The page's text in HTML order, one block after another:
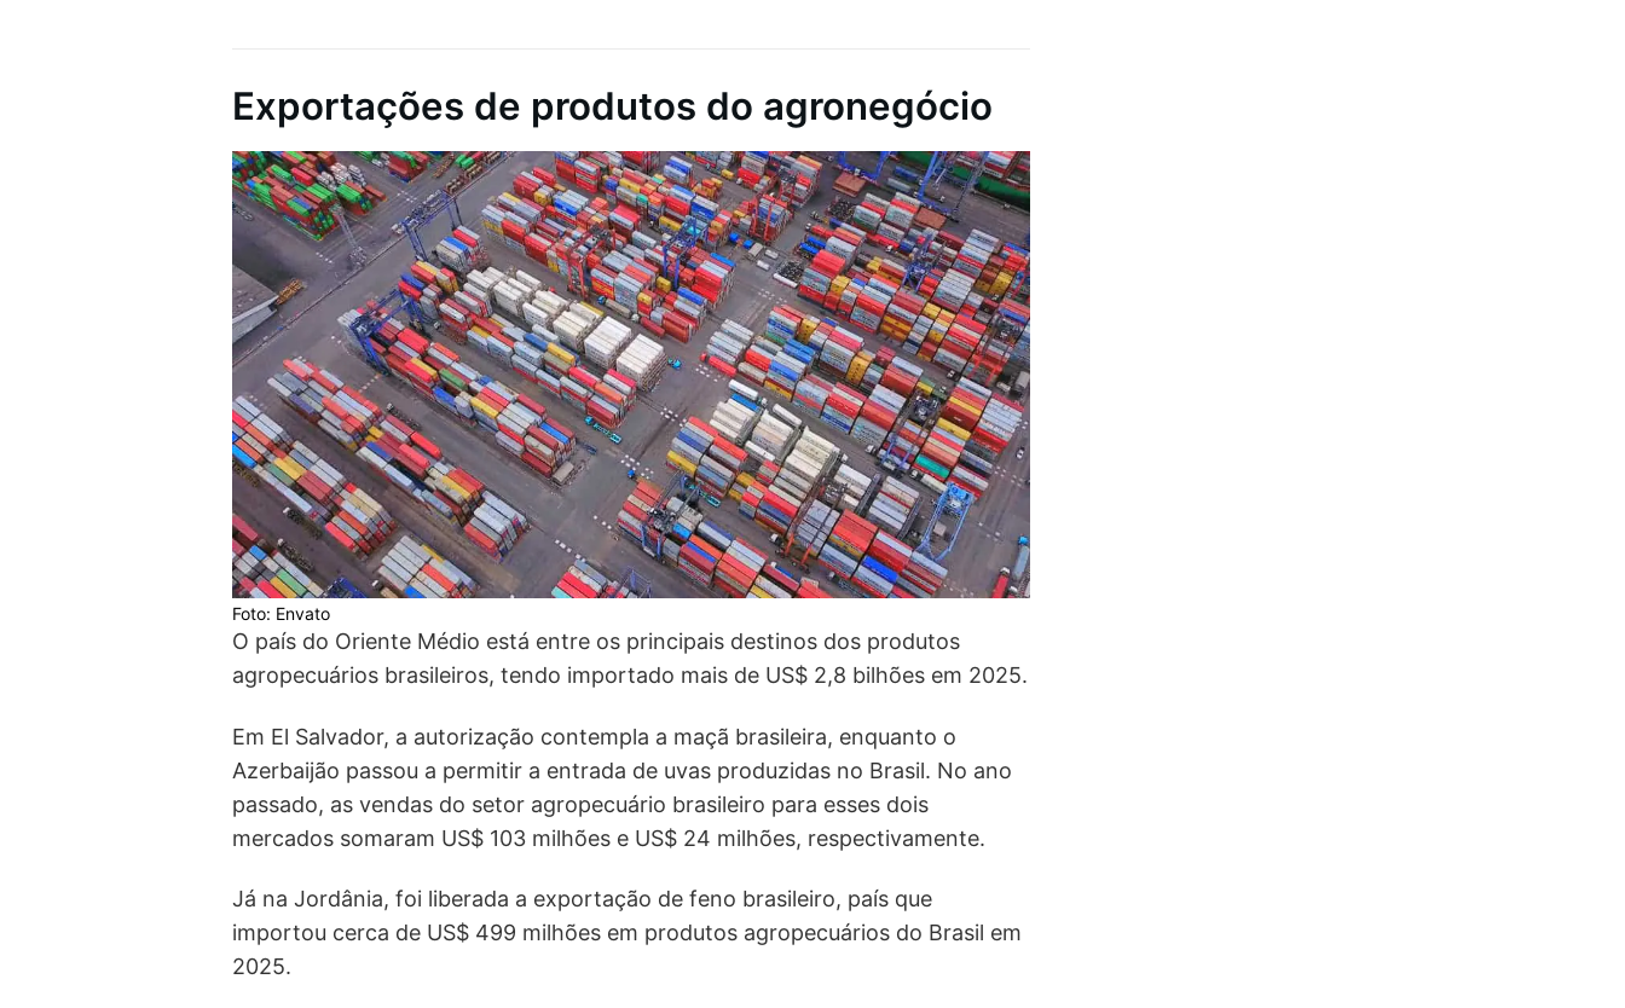
Exportações de produtos do agronegócio
Foto: Envato
O país do Oriente Médio está entre os principais destinos dos produtos
agropecuários brasileiros, tendo importado mais de US$ 2,8 bilhões em 2025.
Em El Salvador, a autorização contempla a maçã brasileira, enquanto o
Azerbaijão passou a permitir a entrada de uvas produzidas no Brasil. No ano
passado, as vendas do setor agropecuário brasileiro para esses dois
mercados somaram US$ 103 milhões e US$ 24 milhões, respectivamente.
Já na Jordânia, foi liberada a exportação de feno brasileiro, país que
importou cerca de US$ 499 milhões em produtos agropecuários do Brasil em
2025.